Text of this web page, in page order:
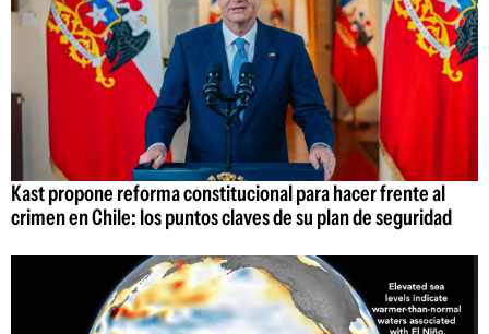
Kast propone reforma constitucional para hacer frente al
crimen en Chile: los puntos claves de su plan de seguridad